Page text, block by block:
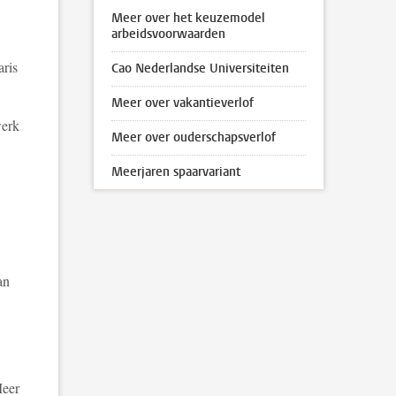
Meer over het keuzemodel
arbeidsvoorwaarden
Cao Nederlandse Universiteiten
Meer over vakantieverlof
Meer over ouderschapsverlof
Meerjaren spaarvariant